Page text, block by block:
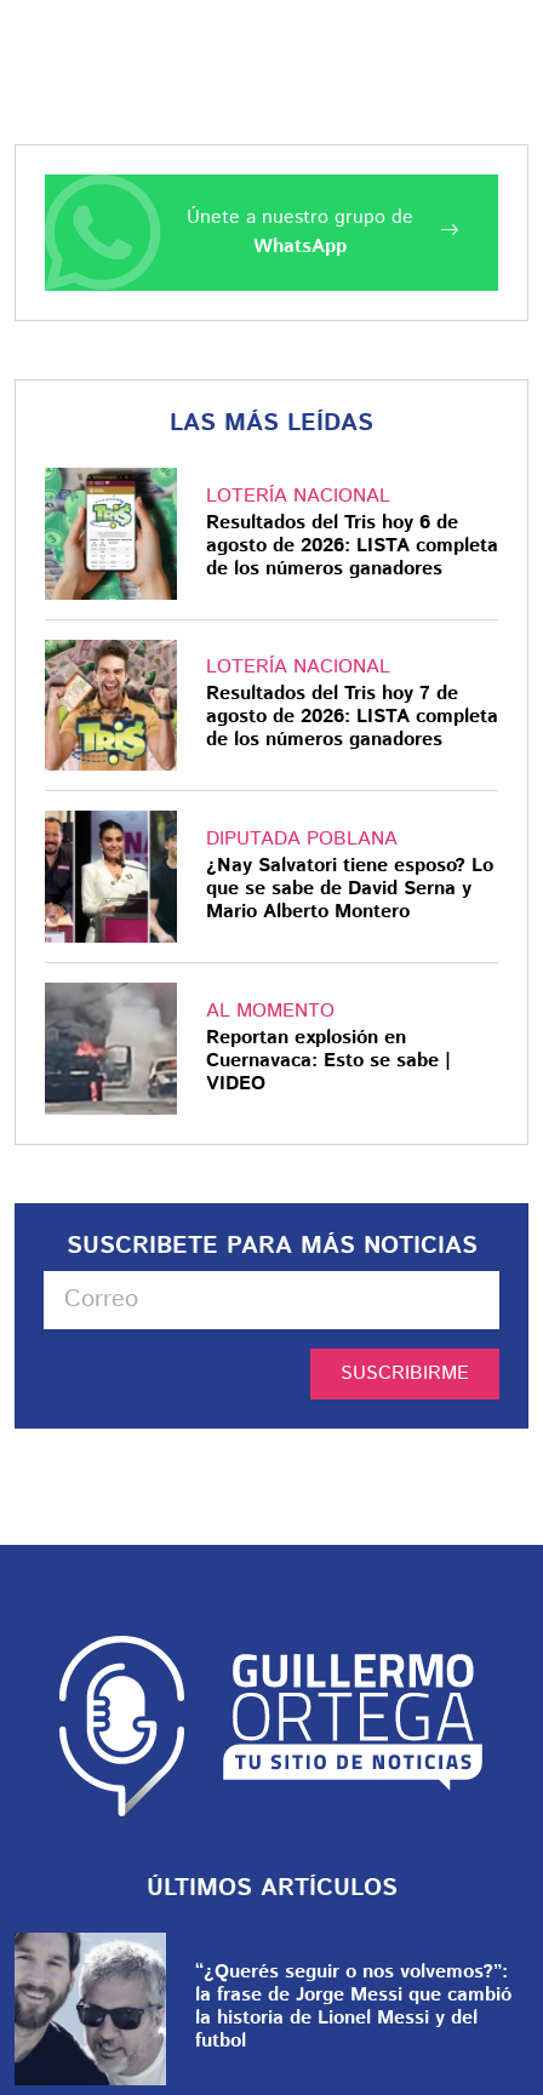
Únete a nuestro grupo de
WhatsApp
LAS MÁS LEÍDAS
LOTERÍA NACIONAL
Resultados del Tris hoy 6 de
agosto de 2026: LISTA completa
de los números ganadores
LOTERÍA NACIONAL
Resultados del Tris hoy 7 de
agosto de 2026: LISTA completa
de los números ganadores
DIPUTADA POBLANA
¿Nay Salvatori tiene esposo? Lo
que se sabe de David Serna y
Mario Alberto Montero
AL MOMENTO
Reportan explosión en
Cuernavaca: Esto se sabe |
VIDEO
SUSCRIBETE PARA MÁS NOTICIAS
SUSCRIBIRME
ÚLTIMOS ARTÍCULOS
“¿Querés seguir o nos volvemos?”:
la frase de Jorge Messi que cambió
la historia de Lionel Messi y del
futbol